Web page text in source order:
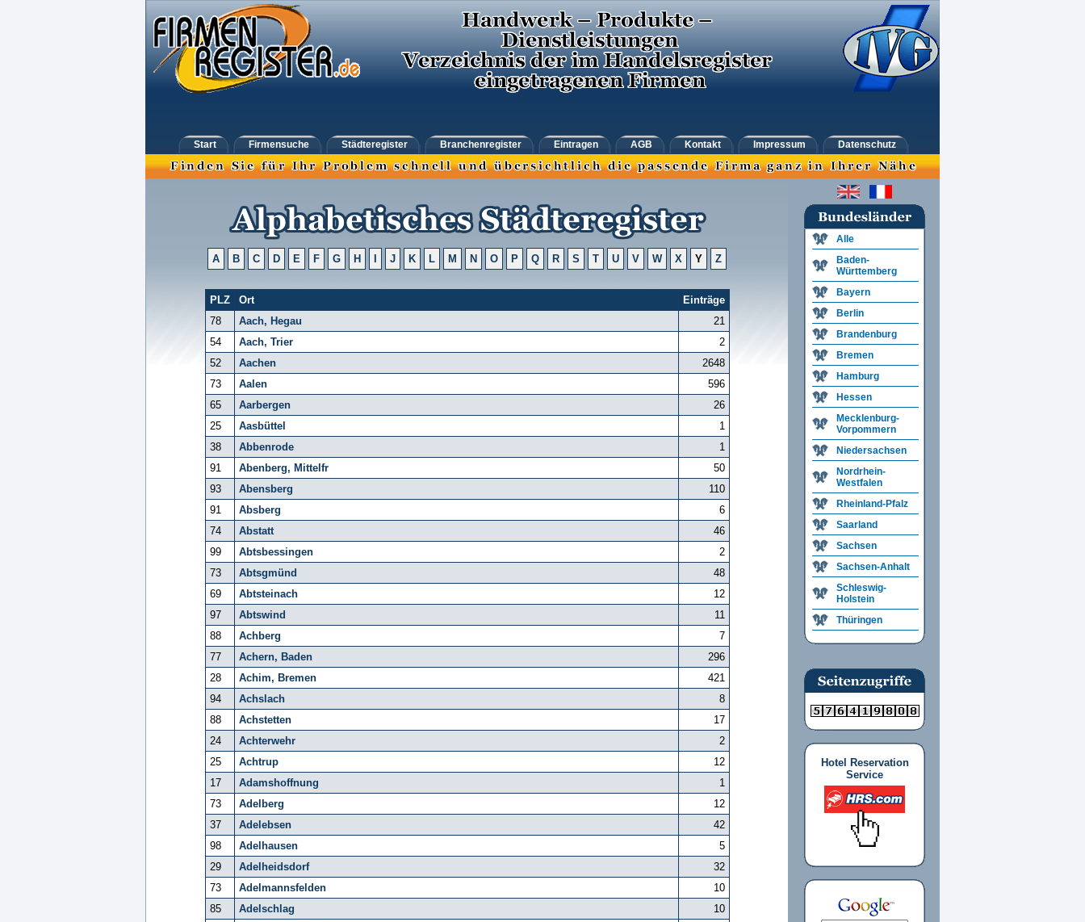
Start Firmensuche Städteregister Branchenregister Eintragen AGB Kontakt Impressum Datenschutz
A B C D E F G H J K L M N O P Q R S T U V W X Y Z
PLZ Ort
Einträge
78
Aach, Hegau
21
54
Aach, Trier
2
52
Aachen
2648
73
Aalen
596
65
Aarbergen
26
25
Aasbüttel
1
38
Abbenrode
1
91
Abenberg, Mittelfr
50
93
Abensberg
110
91
Absberg
6
74
Abstatt
46
99
Abtsbessingen
2
73
Abtsgmünd
48
69
Abtsteinach
12
97
Abtswind
11
88
Achberg
7
77
Achern, Baden
296
28
Achim, Bremen
421
94
Achslach
8
88
Achstetten
17
24
Achterwehr
2
25
Achtrup
12
17
Adamshoffnung
1
73
Adelberg
12
37
Adelebsen
42
98
Adelhausen
5
29
Adelheidsdorf
32
73
Adelmannsfelden
10
85
Adelschlag
10
Alle
Baden-
Württemberg
Bayern
Berlin
Brandenburg
Bremen
Hamburg
Hessen
Mecklenburg-
Vorpommern
Niedersachsen
Nordrhein-
Westfalen
Rheinland-Pfalz
Saarland
Sachsen
Sachsen-Anhalt
Schleswig-
Holstein
Thüringen
Hotel Reservation
Service